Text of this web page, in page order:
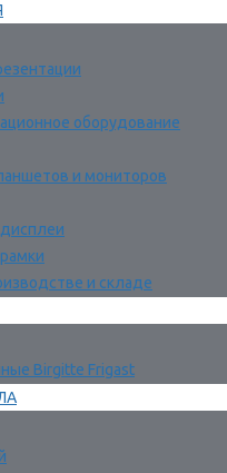
оборудование
и мониторов
и складе
Birgitte Frigast